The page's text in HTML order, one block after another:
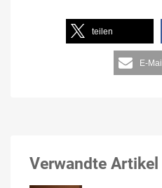
teilen
E-Mail
Verwandte Artikel